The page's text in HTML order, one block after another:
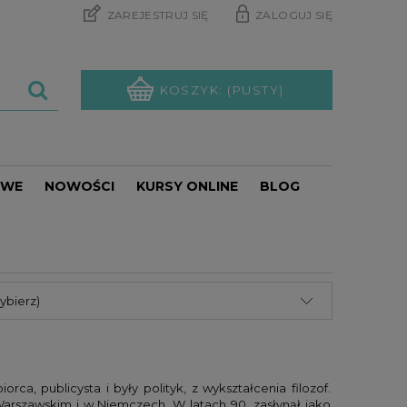
ZAREJESTRUJ SIĘ ZALOGUJ SIĘ
KOSZYK: (PUSTY)
NOWOŚCI KURSY ONLINE BLOG
publicysta i były polityk, z wykształcenia filozof.